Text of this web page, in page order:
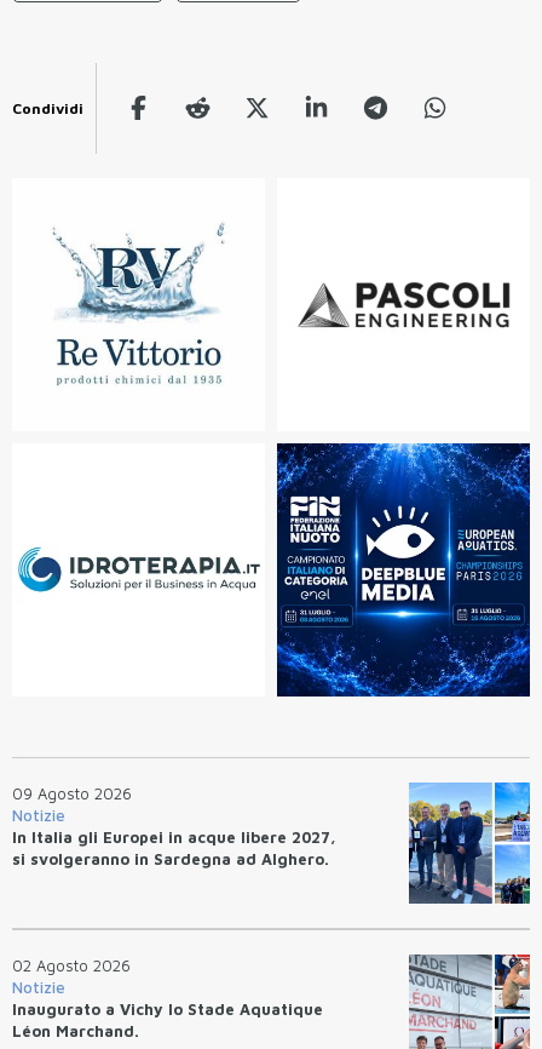
Condividi
09 Agosto 2026
Notizie
In Italia gli Europei in acque libere 2027,
si svolgeranno in Sardegna ad Alghero.
02 Agosto 2026
Notizie
Inaugurato a Vichy lo Stade Aquatique
Léon Marchand.